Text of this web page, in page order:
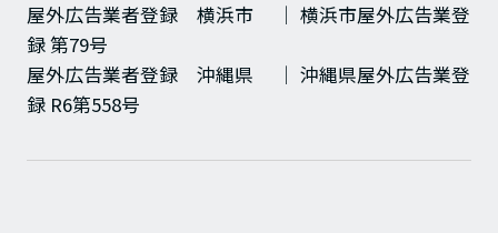
屋外広告業者登録 横浜市 │ 横浜市屋外広告業登
録 第79号
屋外広告業者登録 沖縄県 │ 沖縄県屋外広告業登
録 R6第558号